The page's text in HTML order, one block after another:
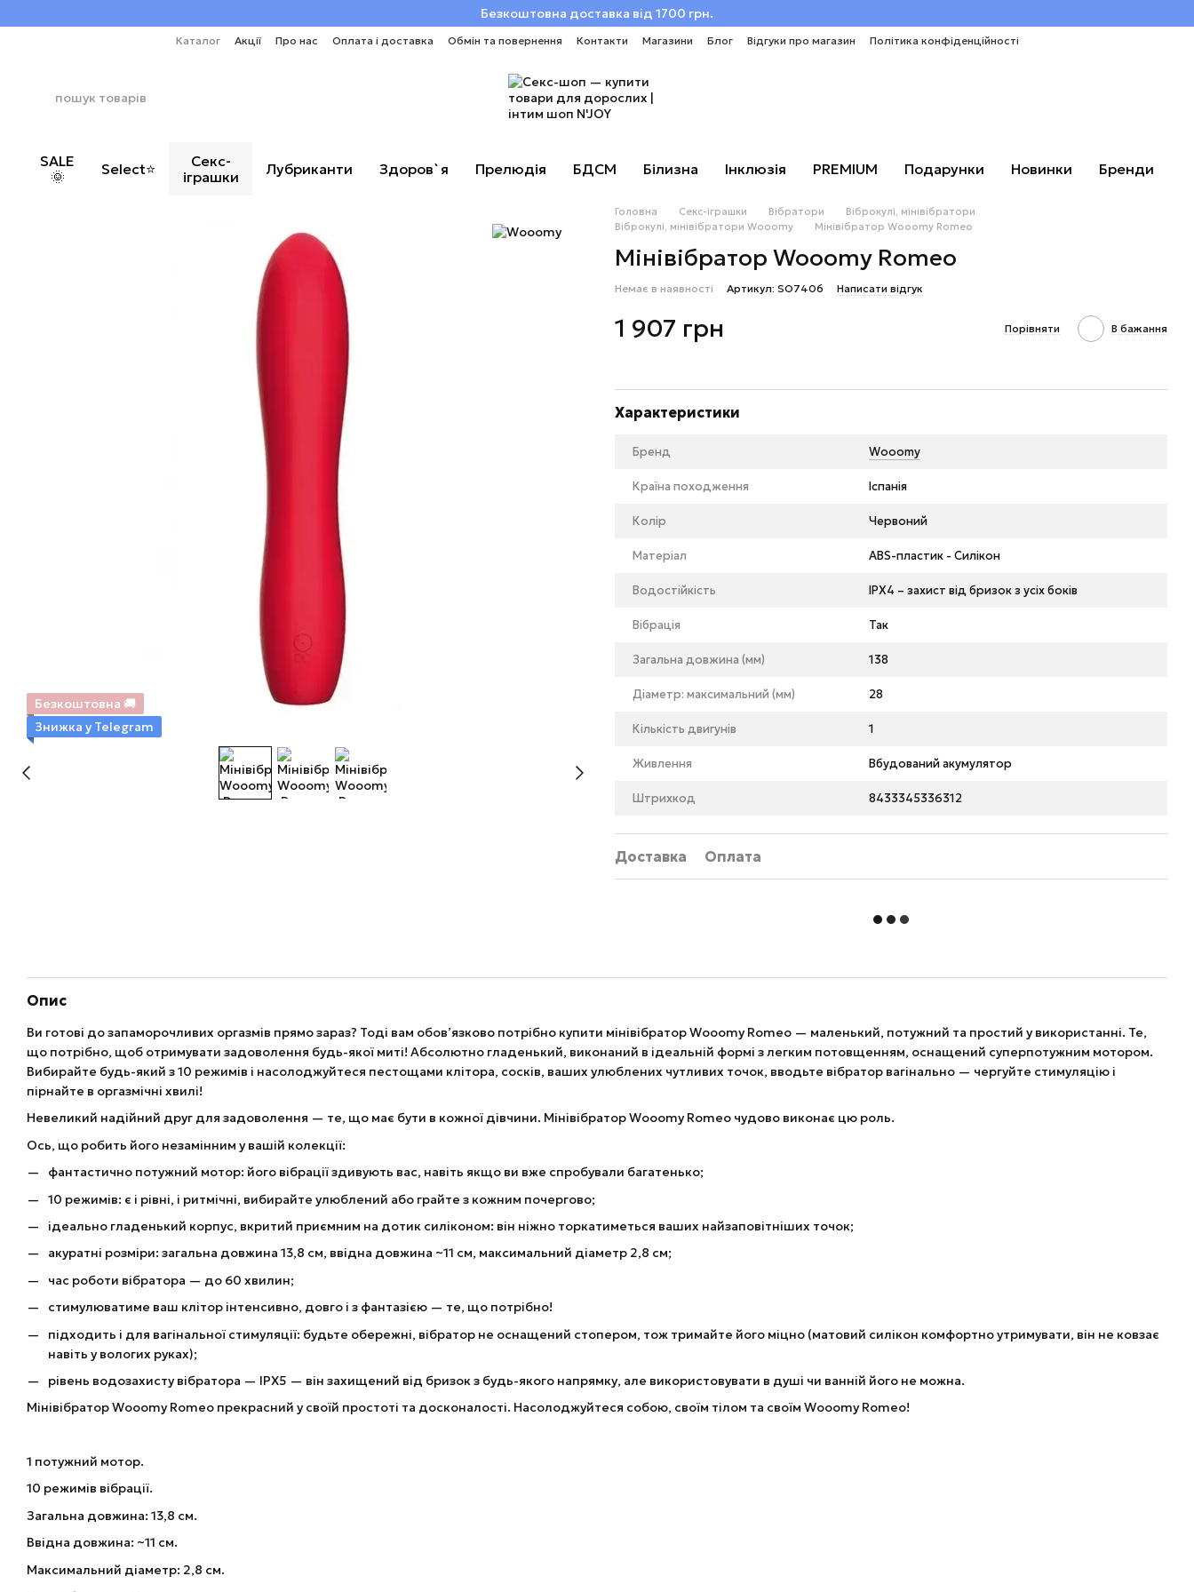
Безкоштовна доставка від 1700 грн.
Каталог Акції Про нас Оплата і доставка Обмін та повернення Контакти Магазини Блог Відгуки про магазин Політика конфіденційності
SALE
🌞
Select⭐
Секс-
іграшки
Лубриканти Здоров`я Прелюдія БДСМ Білизна Інклюзія PREMIUM Подарунки Новинки Бренди
Безкоштовна 🚚
Знижка у Telegram
Головна Секс-іграшки Вібратори
Віброкулі, мінівібратори
Віброкулі, мінівібратори Wooomy
Мінівібратор Wooomy Romeo
Мінівібратор Wooomy Romeo
Немає в наявності Артикул: SO7406 Написати відгук
1 907 грн Порівняти В бажання
Характеристики
Бренд Wooomy
Країна походження Іспанія
Колір Червоний
Матеріал ABS-пластик - Силікон
Водостійкість IPX4 – захист від бризок з усіх боків
Вібрація Так
Загальна довжина (мм) 138
Діаметр: максимальний (мм) 28
Кількість двигунів 1
Живлення Вбудований акумулятор
Штрихкод 8433345336312
Доставка Оплата
Опис
Ви готові до запаморочливих оргазмів прямо зараз? Тоді вам обов’язково потрібно купити мінівібратор Wooomy Romeo — маленький, потужний та простий у використанні. Те,
що потрібно, щоб отримувати задоволення будь-якої миті! Абсолютно гладенький, виконаний в ідеальній формі з легким потовщенням, оснащений суперпотужним мотором.
Вибирайте будь-який з 10 режимів і насолоджуйтеся пестощами клітора, сосків, ваших улюблених чутливих точок, вводьте вібратор вагінально — чергуйте стимуляцію і
пірнайте в оргазмічні хвилі!
Невеликий надійний друг для задоволення — те, що має бути в кожної дівчини. Мінівібратор Wooomy Romeo чудово виконає цю роль.
Ось, що робить його незамінним у вашій колекції:
фантастично потужний мотор: його вібрації здивують вас, навіть якщо ви вже спробували багатенько;
10 режимів: є і рівні, і ритмічні, вибирайте улюблений або грайте з кожним почергово;
ідеально гладенький корпус, вкритий приємним на дотик силіконом: він ніжно торкатиметься ваших найзаповітніших точок;
акуратні розміри: загальна довжина 13,8 см, ввідна довжина ~11 см, максимальний діаметр 2,8 см;
час роботи вібратора — до 60 хвилин;
стимулюватиме ваш клітор інтенсивно, довго і з фантазією — те, що потрібно!
підходить і для вагінальної стимуляції: будьте обережні, вібратор не оснащений стопером, тож тримайте його міцно (матовий силікон комфортно утримувати, він не ковзає
навіть у вологих руках);
рівень водозахисту вібратора — IPX5 — він захищений від бризок з будь-якого напрямку, але використовувати в душі чи ванній його не можна.
Мінівібратор Wooomy Romeo прекрасний у своїй простоті та досконалості. Насолоджуйтеся собою, своїм тілом та своїм Wooomy Romeo!
1 потужний мотор.
10 режимів вібрації.
Загальна довжина: 13,8 см.
Ввідна довжина: ~11 см.
Максимальний діаметр: 2,8 см.